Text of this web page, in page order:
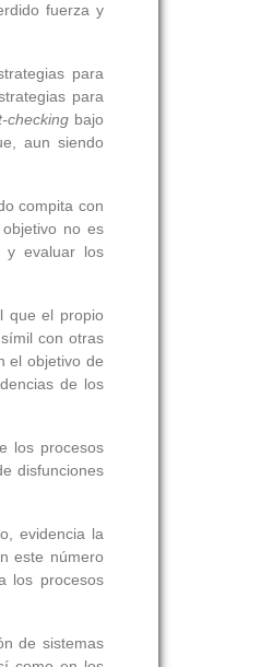
fuerza y
para
para
checking bajo
aun siendo
compita con
no es
y evaluar los
que el propio
con otras
el objetivo de
de los
los procesos
disfunciones
evidencia la
este número
los procesos
de sistemas